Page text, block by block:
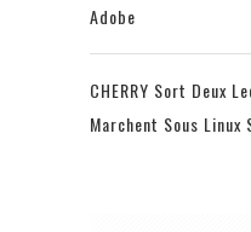
Adobe
CHERRY Sort Deux
Marchent Sous